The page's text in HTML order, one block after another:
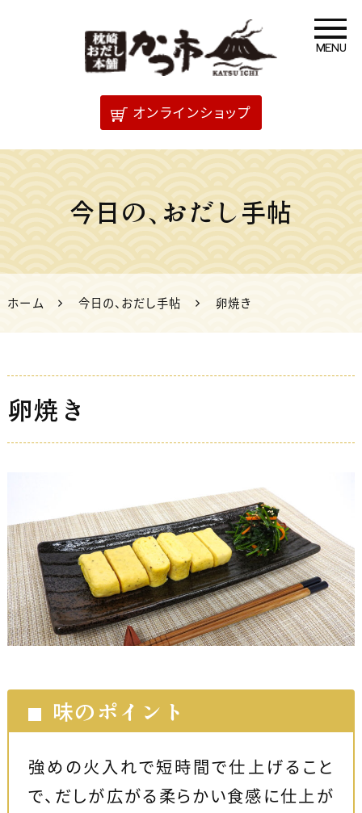
「だし」のことなら 枕崎
おだし本舗かつ市
オンラインショップ
MENU
今日の、おだし手帖
ホーム 今日の、おだし手帖 卵焼き
卵焼き
味のポイント
強めの火入れで短時間で仕上げること
で、だしが広がる柔らかい食感に仕上が